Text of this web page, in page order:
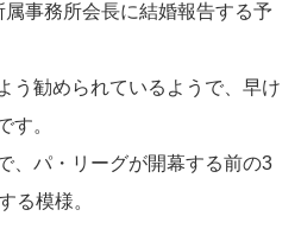
事務所会長に結婚報告する予
う勧められているようで、早け
す。
、パ・リーグが開幕する前の3
る模様。